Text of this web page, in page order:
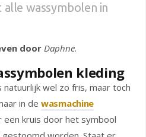
alle wassymbolen in
door Daphne.
kleding
natuurlijk wel zo fris, maar toch
in de wasmachine
een kruis door het symbool